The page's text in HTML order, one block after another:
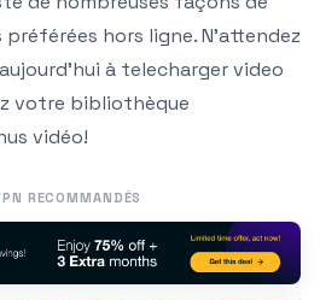
hors ligne. N’attendez
à telecharger video
votre bibliothèque
vidéo!
RECOMMANDÉS